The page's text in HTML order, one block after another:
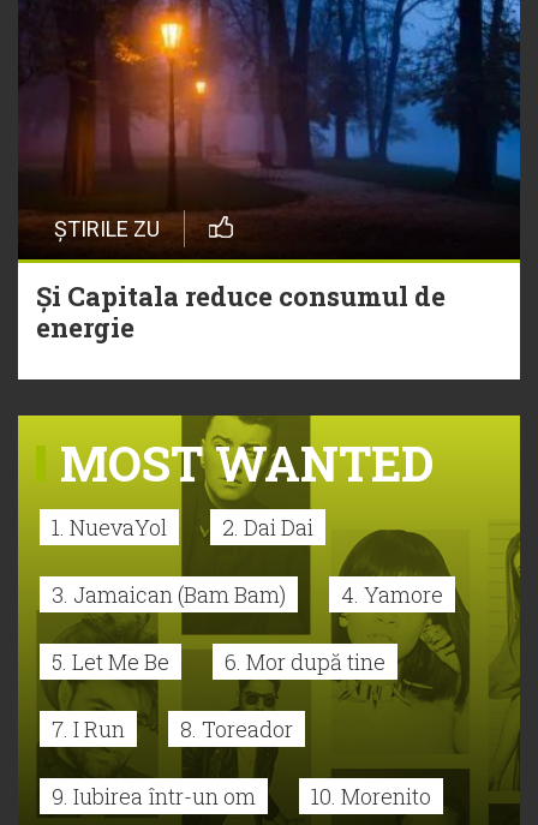
ȘTIRILE ZU
Și Capitala reduce consumul de
energie
MOST WANTED
1. NuevaYol 2. Dai Dai
3. Jamaican (Bam Bam) 4. Yamore
5. Let Me Be 6. Mor după tine
7. I Run 8. Toreador
9. Iubirea într-un om 10. Morenito